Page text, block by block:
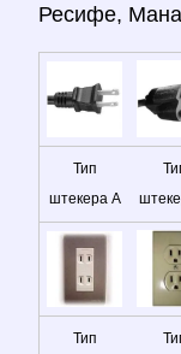
Ресифе,
Тип
штекера A
Тип